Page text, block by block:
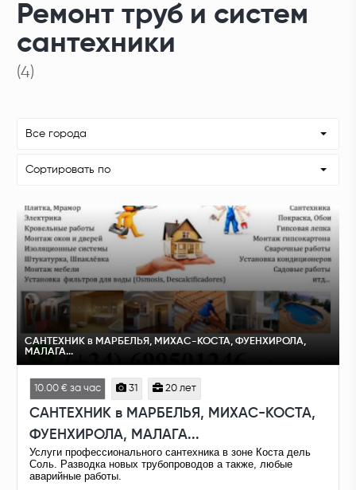
Ремонт труб и систем
сантехники
(4)
Все города
Сортировать по
САНТЕХНИК в МАРБЕЛЬЯ, МИХАС-КОСТА, ФУЕНХИРОЛА,
МАЛАГА...
10.00 € за час 31 20 лет
САНТЕХНИК в МАРБЕЛЬЯ, МИХАС-КОСТА,
ФУЕНХИРОЛА, МАЛАГА...
Услуги профессионального сантехника в зоне Коста дель
Соль. Разводка новых трубопроводов а также, любые
аварийные работы.